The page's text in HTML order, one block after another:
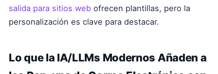
salida para sitios web ofrecen plantillas, pero la
personalización es clave para destacar.
Lo que la IA/LLMs Modernos Añaden a